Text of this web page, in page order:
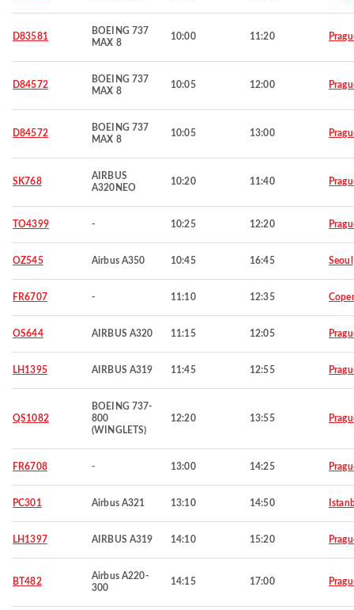
D83581
BOEING 737
MAX 8
10:00 11:20
D84572
BOEING 737
MAX 8
10:05 12:00
D84572
BOEING 737
MAX 8
10:05 13:00
SK768
AIRBUS
A320NEO
10:20 11:40
TO4399 - 10:25 12:20
OZ545 Airbus A350 10:45 16:45 Seoul
FR6707 - 11:10 12:35
OS644 AIRBUS A320 11:15 12:05
LH1395 AIRBUS A319 11:45 12:55
QS1082
BOEING 737-
800
(WINGLETS)
12:20 13:55
FR6708 - 13:00 14:25
PC301 Airbus A321 13:10 14:50
LH1397 AIRBUS A319 14:10 15:20
BT482
Airbus A220-
300
14:15 17:00